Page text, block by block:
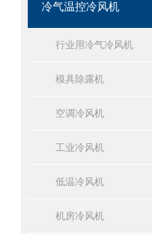
冷气温控冷风机
行业用冷气冷风机
模具除露机
空调冷风机
工业冷风机
低温冷风机
机房冷风机